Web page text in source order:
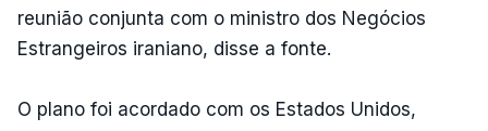
reunião conjunta com o ministro dos Negócios
Estrangeiros iraniano, disse a fonte.
O plano foi acordado com os Estados Unidos,